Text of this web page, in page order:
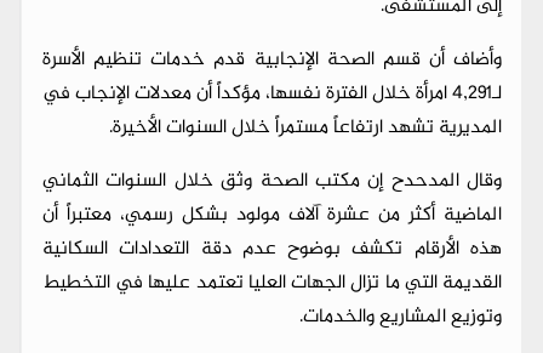
إلى المستشفى.
وأضاف أن قسم الصحة الإنجابية قدم خدمات تنظيم الأسرة
لـ4,291 امرأة خلال الفترة نفسها، مؤكداً أن معدلات الإنجاب في
المديرية تشهد ارتفاعاً مستمراً خلال السنوات الأخيرة.
وقال المدحدح إن مكتب الصحة وثق خلال السنوات الثماني
الماضية أكثر من عشرة آلاف مولود بشكل رسمي، معتبراً أن
هذه الأرقام تكشف بوضوح عدم دقة التعدادات السكانية
القديمة التي ما تزال الجهات العليا تعتمد عليها في التخطيط
وتوزيع المشاريع والخدمات.